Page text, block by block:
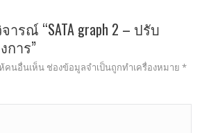
รณ์ “SATA graph 2 – ปรับ
การ”
คนอื่นเห็น ช่องข้อมูลจำเป็นถูกทำเครื่องหมาย *